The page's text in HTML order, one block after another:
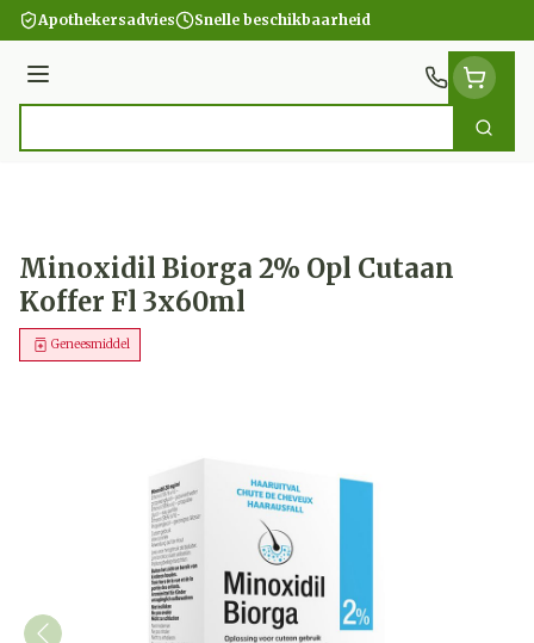
Ga naar de inhoud
Apothekersadvies Snelle beschikbaarheid
Menu
Zoek
Minoxidil Biorga 2% Opl Cutaan
Koffer Fl 3x60ml
Geneesmiddel